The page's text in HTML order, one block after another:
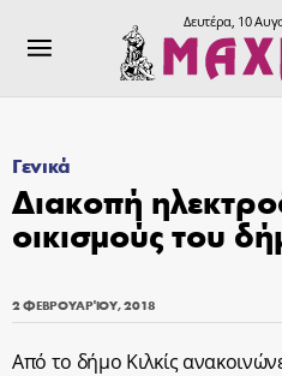
Δευτέρα, 10
Γενικά
Διακοπή
οικισμούς του
2 ΦΕΒΡΟΥΑΡΊΟΥ, 2018
Από το δήμο Κιλκίς